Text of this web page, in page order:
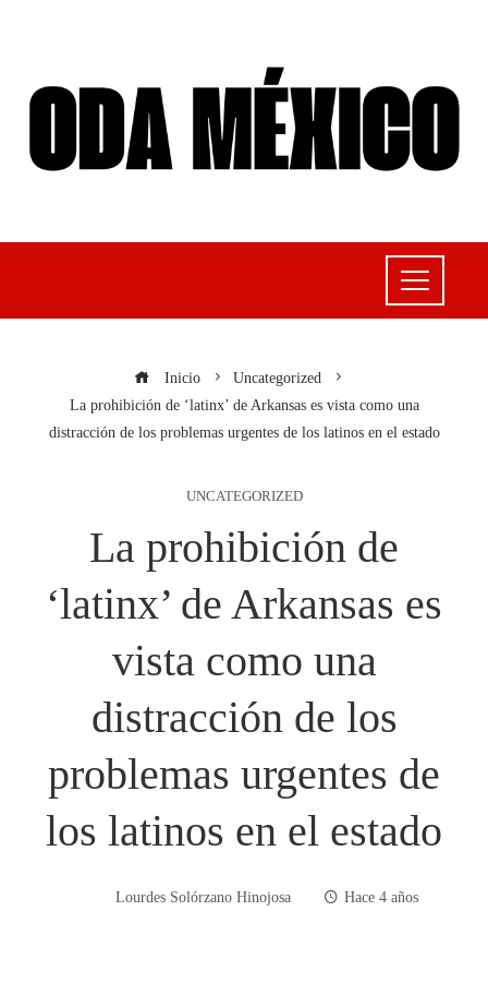
Inicio
Uncategorized
La prohibición de ‘latinx’ de Arkansas es vista como una
distracción de los problemas urgentes de los latinos en el estado
UNCATEGORIZED
La prohibición de
‘latinx’ de Arkansas es
vista como una
distracción de los
problemas urgentes de
los latinos en el estado
Lourdes Solórzano Hinojosa Hace 4 años